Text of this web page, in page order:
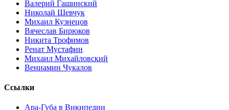
Валерий Гашинский
Николай Шевчук
Михаил Кузнецов
Вячеслав Бирюков
Никита Трофимов
Ренат Мустафин
Михаил Михайловский
Вениамин Чукалов
Ссылки
Ара-Губа в Википедии